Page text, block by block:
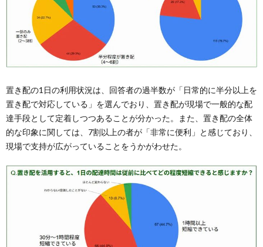
置き配の1日の利用状況は、回答者の過半数が「日常的に半分以上を
置き配で対応している」を選んでおり、置き配が現場で一般的な配
達手段として定着しつつあることが分かった。また、置き配の全体
的な印象に関しては、7割以上の者が「非常に便利」と感じており、
現場で支持が広がっていることをうかがわせた。